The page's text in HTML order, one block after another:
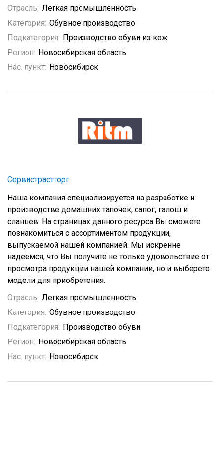
Отрасль: Легкая промышленность
Категория: Обувное производство
Подкатегория: Производство обуви из кож
Регион: Новосибирская область
Нас. пункт: Новосибирск
Сервистрастторг
Наша компания специализируется на разработке и
производстве домашних тапочек, сапог, галош и
сланцев. На страницах данного ресурса Вы сможете
познакомиться с ассортиментом продукции,
выпускаемой нашей компанией. Мы искренне
надеемся, что Вы получите не только удовольствие от
просмотра продукции нашей компании, но и выберете
модели для приобретения.
Отрасль: Легкая промышленность
Категория: Обувное производство
Подкатегория: Производство обуви
Регион: Новосибирская область
Нас. пункт: Новосибирск